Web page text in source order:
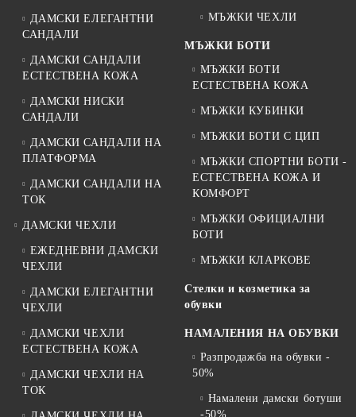
ДАМСКИ ЕЛЕГАНТНИ
САНДАЛИ
ДАМСКИ САНДАЛИ
ЕСТЕСТВЕНА КОЖА
ДАМСКИ НИСКИ
САНДАЛИ
ДАМСКИ САНДАЛИ НА
ПЛАТФОРМА
ДАМСКИ САНДАЛИ НА
ТОК
ДАМСКИ ЧЕХЛИ
ЕЖЕДНЕВНИ ДАМСКИ
ЧЕХЛИ
ДАМСКИ ЕЛЕГАНТНИ
ЧЕХЛИ
ДАМСКИ ЧЕХЛИ
ЕСТЕСТВЕНА КОЖА
ДАМСКИ ЧЕХЛИ НА
ТОК
МЪЖКИ ЧЕХЛИ
МЪЖКИ БОТИ
МЪЖКИ БОТИ
ЕСТЕСТВЕНА КОЖА
МЪЖКИ КУБИНКИ
МЪЖКИ БОТИ С ЦИП
МЪЖКИ СПОРТНИ БОТИ -
ЕСТЕСТВЕНА КОЖА И
КОМФОРТ
МЪЖКИ ОФИЦИАЛНИ
БОТИ
МЪЖКИ КЛАРКОВЕ
Стелки и козметика за
обувки
НАМАЛЕНИЯ НА ОБУВКИ
Разпродажба на обувки -
50%
Намалени дамски ботуши
-50%